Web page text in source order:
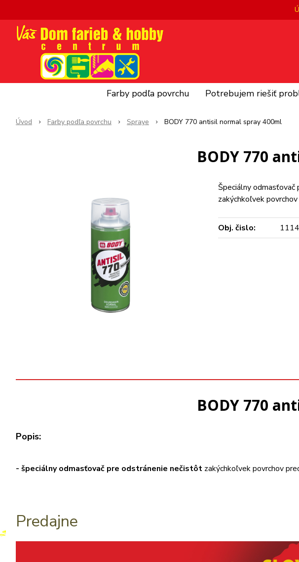
Farby podľa povrchu Potrebujem riešiť
Úvod Farby podľa povrchu Spraye BODY 770 antisil normal spray 400ml
BODY 770
Špeciálny
zakýchkoľvek
Obj. čislo:
BODY 770
Popis:
- špeciálny odmasťovač pre odstránenie nečistôt zakýchkoľvek povrchov
Predajne